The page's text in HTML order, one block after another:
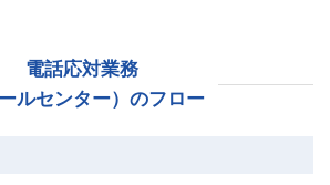
電話応対業務
ールセンター）のフロー